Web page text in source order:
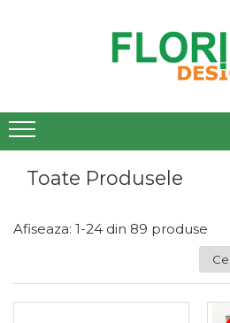
Toate Produsele
Afiseaza: 1-24 din 89 produse